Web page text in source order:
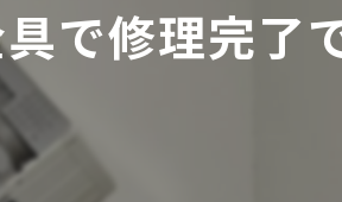
アコン工事
エアコン工事
エアコン工事
で修理完了